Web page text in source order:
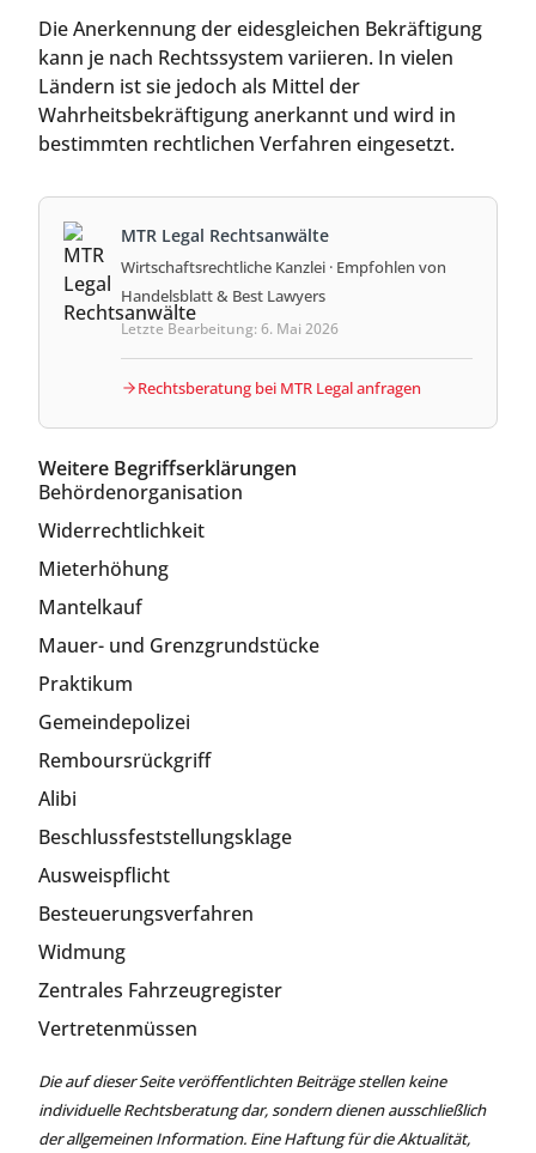
Die Anerkennung der eidesgleichen Bekräftigung
kann je nach Rechtssystem variieren. In vielen
Ländern ist sie jedoch als Mittel der
Wahrheitsbekräftigung anerkannt und wird in
bestimmten rechtlichen Verfahren eingesetzt.
MTR Legal Rechtsanwälte
Wirtschaftsrechtliche Kanzlei · Empfohlen von
Handelsblatt & Best Lawyers
Letzte Bearbeitung: 6. Mai 2026
Rechtsberatung bei MTR Legal anfragen
Weitere Begriffserklärungen
Behördenorganisation
Widerrechtlichkeit
Mieterhöhung
Mantelkauf
Mauer- und Grenzgrundstücke
Praktikum
Gemeindepolizei
Remboursrückgriff
Alibi
Beschlussfeststellungsklage
Ausweispflicht
Besteuerungsverfahren
Widmung
Zentrales Fahrzeugregister
Vertretenmüssen
Die auf dieser Seite veröffentlichten Beiträge stellen keine
individuelle Rechtsberatung dar, sondern dienen ausschließlich
der allgemeinen Information. Eine Haftung für die Aktualität,